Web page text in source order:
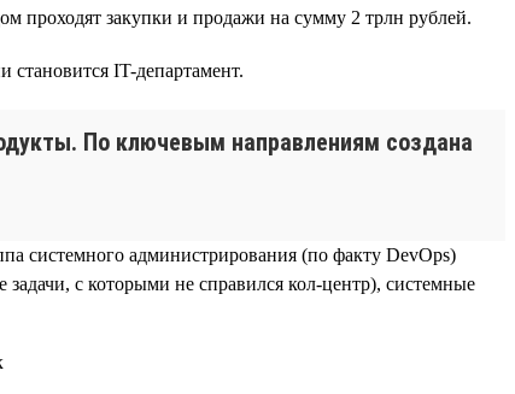
проходят закупки и продажи на сумму 2 трлн рублей.
IT-департамент.
По ключевым направлениям создана
системного администрирования (по факту DevOps)
с которыми не справился кол-центр), системные